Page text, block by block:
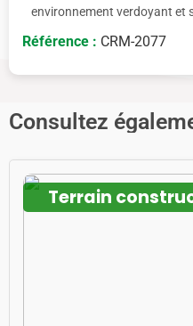
environnement verdoyant et
Référence : CRM-2077
Consultez
Terrain